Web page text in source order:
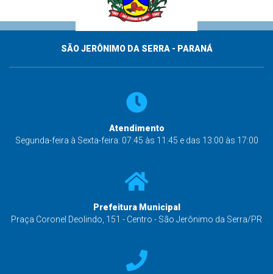
SÃO JERÔNIMO DA SERRA - PARANÁ
Atendimento
Segunda-feira à Sexta-feira: 07:45 às 11:45 e das 13:00 às 17:00
Prefeitura Municipal
Praça Coronel Deolindo, 151 - Centro - São Jerônimo da Serra/PR